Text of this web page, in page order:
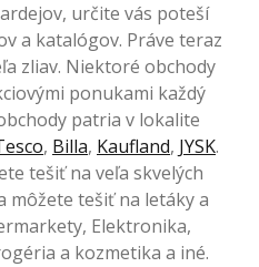
určite vás poteší
a katalógov. Práve teraz
zliav. Niektoré obchody
ponukami každý
patria v lokalite
, Billa, Kaufland, JYSK.
tešiť na veľa skvelých
môžete tešiť na letáky a
Elektronika,
a kozmetika a iné.